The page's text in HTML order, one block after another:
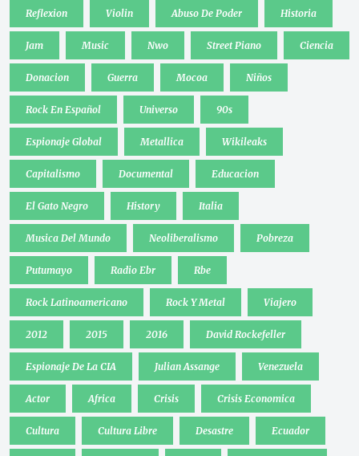
Reflexion Violin Abuso De Poder Historia
Jam Music Nwo Street Piano Ciencia
Donacion Guerra Mocoa Niños
Rock En Español Universo 90s
Espionaje Global Metallica Wikileaks
Capitalismo Documental Educacion
El Gato Negro History Italia
Musica Del Mundo Neoliberalismo Pobreza
Putumayo Radio Ebr Rbe
Rock Latinoamericano Rock Y Metal Viajero
2012 2015 2016 David Rockefeller
Espionaje De La CIA Julian Assange Venezuela
Actor Africa Crisis Crisis Economica
Cultura Cultura Libre Desastre Ecuador